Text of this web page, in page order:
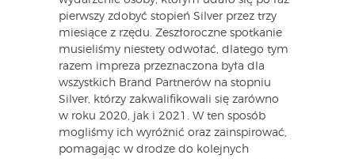
pierwszy zdobyć stopień Silver przez trzy
miesiące z rzędu. Zeszłoroczne spotkanie
musieliśmy niestety odwołać, dlatego tym
razem impreza przeznaczona była dla
wszystkich Brand Partnerów na stopniu
Silver, którzy zakwalifikowali się zarówno
w roku 2020, jak i 2021. W ten sposób
mogliśmy ich wyróżnić oraz zainspirować,
pomagając w drodze do kolejnych